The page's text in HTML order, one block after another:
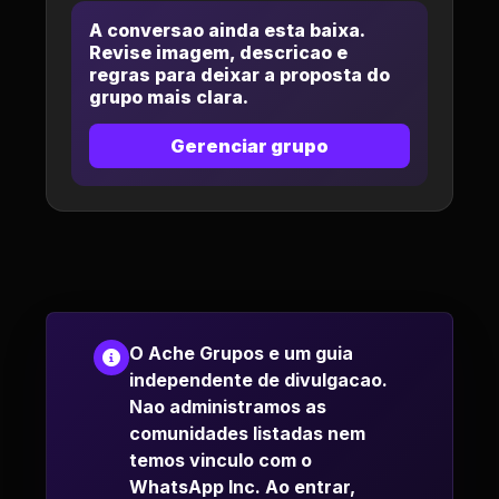
A conversao ainda esta baixa.
Revise imagem, descricao e
regras para deixar a proposta do
grupo mais clara.
Gerenciar grupo
O Ache Grupos e um guia
independente de divulgacao.
Nao administramos as
comunidades listadas nem
temos vinculo com o
WhatsApp Inc. Ao entrar,